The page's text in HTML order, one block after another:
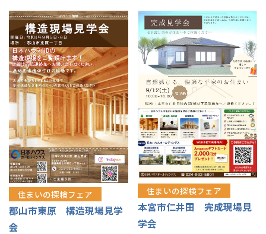
住まいの探検フェア
郡山市東原 構造現場見学
会
住まいの探検フェア
本宮市仁井田 完成現場見
学会